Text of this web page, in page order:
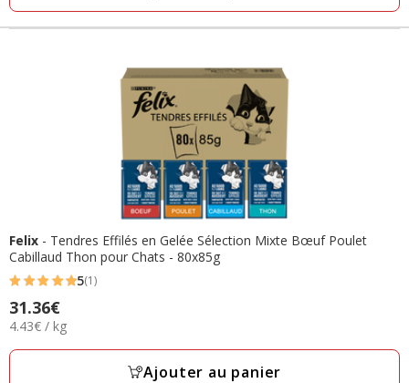
Felix - Tendres Effilés en Gelée Sélection Mixte Bœuf Poulet
Cabillaud Thon pour Chats - 80x85g
5
étoiles
avec
1
5(1)
Prix
31.36€
31.36€
4.43€
Kg
4.43€ / kg
Ajouter au panier